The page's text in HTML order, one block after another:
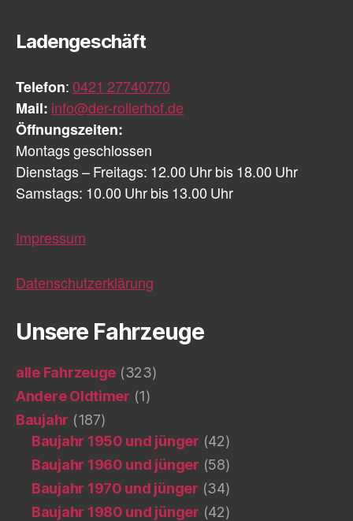
Ladengeschäft
Telefon: 0421 27740770
Mail: info@der-rollerhof.de
Öffnungszeiten:
Montags geschlossen
Dienstags – Freitags: 12.00 Uhr bis 18.00 Uhr
Samstags: 10.00 Uhr bis 13.00 Uhr
Impressum
Datenschutzerklärung
Unsere Fahrzeuge
alle Fahrzeuge (323)
Andere Oldtimer (1)
Baujahr (187)
Baujahr 1950 und jünger (42)
Baujahr 1960 und jünger (58)
Baujahr 1970 und jünger (34)
Baujahr 1980 und jünger (42)